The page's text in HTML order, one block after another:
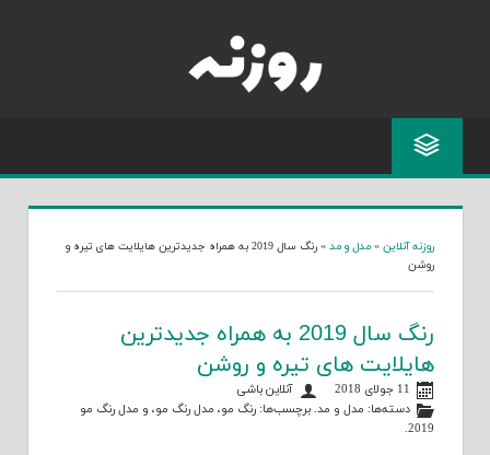
روزنه آنلاین » مدل و مد »
رنگ سال 2019 به همراه جدیدترین هایلایت های تیره و
روشن
رنگ سال 2019 به همراه جدیدترین
هایلایت های تیره و روشن
11 جولای 2018
آنلاین باشی
دسته‌ها: مدل و مد. برچسب‌ها:رنگ مو، مدل رنگ مو، و مدل رنگ مو
2019
.